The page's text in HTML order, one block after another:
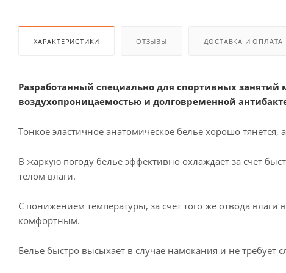
ХАРАКТЕРИСТИКИ ОТЗЫВЫ ДОСТАВКА И ОПЛАТА
Разработанный специально для спортивных
воздухопроницаемостью и долговременной
Тонкое эластичное анатомическое белье хорошо
В жаркую погоду белье эффективно охлаждает за счет
телом влаги.
С понижением температуры, за счет того же отвода
комфортным.
Белье быстро высыхает в случае намокания и не требует